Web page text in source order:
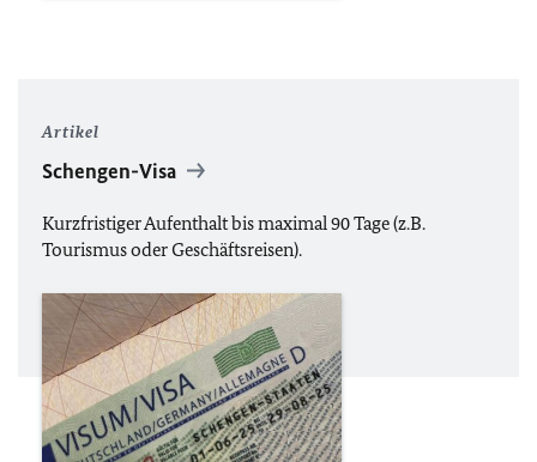
Artikel
Schengen-Visa
Kurzfristiger Aufenthalt bis maximal 90 Tage (z.B.
Tourismus oder Geschäftsreisen).